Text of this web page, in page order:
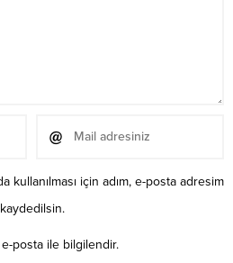
kullanılması için adım, e-posta adresim
posta ile bilgilendir.